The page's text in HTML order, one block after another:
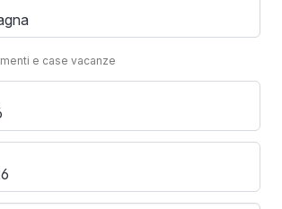
e case vacanze